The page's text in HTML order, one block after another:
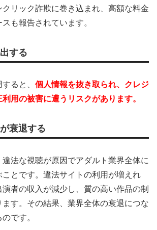
クリック詐欺に巻き込まれ、高額な料金
も報告されています。
する
ると、 個人情報を抜き取られ、クレジ
用の被害に遭うリスクがあります。
衰退する
法な視聴が原因でアダルト業界全体に
とです。違法サイトの利用が増えれ
者の収入が減少し、質の高い作品の制
す。その結果、業界全体の衰退につな
です。